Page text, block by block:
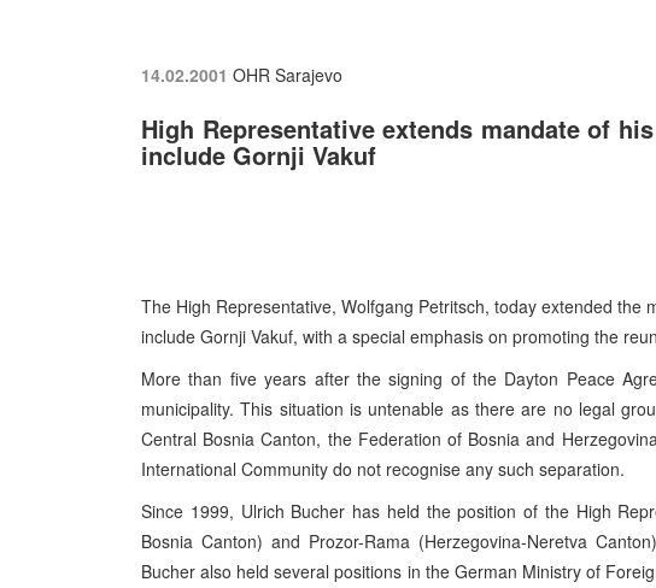
14.02.2001 OHR Sarajevo
High Representative extends mandate of
include Gornji Vakuf
The High Representative, Wolfgang Petritsch, today extended the
include Gornji Vakuf, with a special emphasis on promoting the
More than five years after the signing of the Dayton Peace
municipality. This situation is untenable as there are no legal
Central Bosnia Canton, the Federation of Bosnia and
International Community do not recognise any such separation.
Since 1999, Ulrich Bucher has held the position of the High
Bosnia Canton) and Prozor-Rama (Herzegovina-Neretva
Bucher also held several positions in the German Ministry of